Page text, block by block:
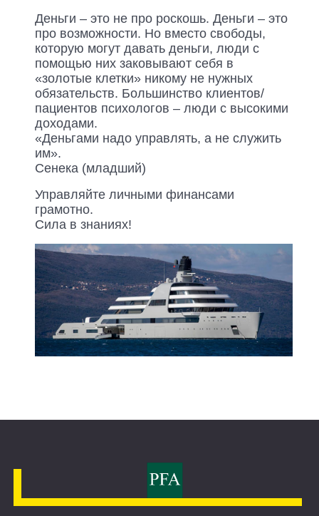
Деньги – это не про роскошь. Деньги – это
про возможности. Но вместо свободы,
которую могут давать деньги, люди с
помощью них заковывают себя в
«золотые клетки» никому не нужных
обязательств. Большинство клиентов/
пациентов психологов – люди с высокими
доходами.
«Деньгами надо управлять, а не служить
им».
Сенека (младший)
Управляйте личными финансами
грамотно.
Сила в знаниях!